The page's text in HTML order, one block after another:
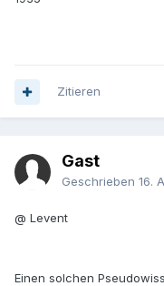
Zitieren
Gast
Geschrieben 16.
@ Levent
Einen solchen